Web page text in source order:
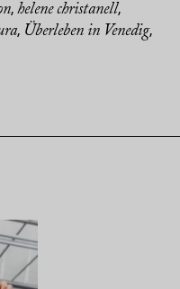
, helene christanell,
, Überleben in Venedig,